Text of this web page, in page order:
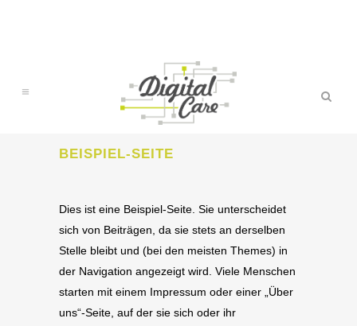
BEISPIEL-SEITE
Dies ist eine Beispiel-Seite. Sie unterscheidet
sich von Beiträgen, da sie stets an derselben
Stelle bleibt und (bei den meisten Themes) in
der Navigation angezeigt wird. Viele Menschen
starten mit einem Impressum oder einer „Über
uns“-Seite, auf der sie sich oder ihr